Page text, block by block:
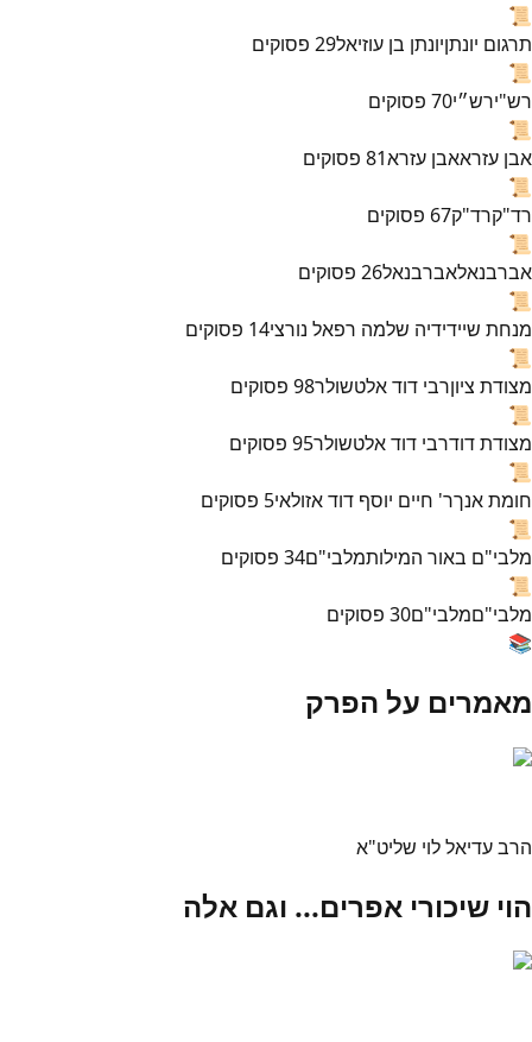
📜
תרגום יונתןיונתן בן עוזיאל29 פסוקים
📜
רש"ירש״י70 פסוקים
📜
אבן עזראאבן עזרא81 פסוקים
📜
רד"קרד"ק67 פסוקים
📜
אברבנאלאברבנאל26 פסוקים
📜
מנחת שיידידיה שלמה רפאל נורצי14 פסוקים
📜
מצודת ציוןרבי דוד אלטשולר98 פסוקים
📜
מצודת דודרבי דוד אלטשולר95 פסוקים
📜
חומת אנךר' חיים יוסף דוד אזולאי5 פסוקים
📜
מלבי"ם באור המילותמלבי"ם34 פסוקים
📜
מלבי"םמלבי"ם30 פסוקים
📚
מאמרים על הפרק
הרב עדיאל לוי שליט"א
הוי שיכורי אפרים... וגם אלה